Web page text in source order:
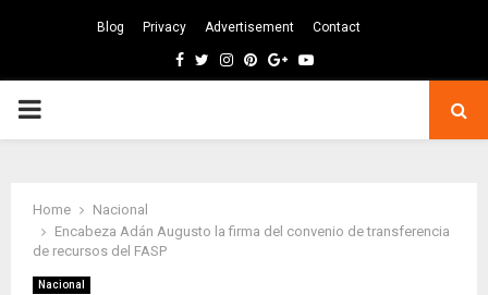
Blog Privacy Advertisement Contact
Facebook
TwitterInstagram
Pinterest
GoogleYoutube
PRIMARY
Home
Nacional
Encabeza Adán Augusto la firma del convenio de transferencia
de recursos del FASP
Nacional